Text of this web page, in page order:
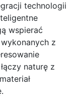
technologii
wspierać
z
naturę z